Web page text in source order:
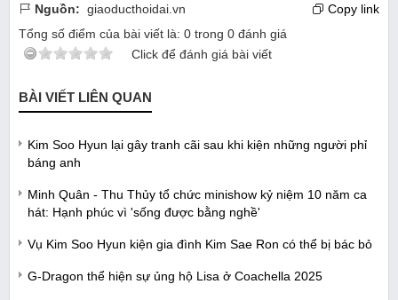
Nguồn: giaoducthoidai.vn
Copy link
Tổng số điểm của bài viết là: 0 trong 0 đánh giá
Click để đánh giá bài viết
BÀI VIẾT LIÊN QUAN
Kim Soo Hyun lại gây tranh cãi sau khi kiện những người phỉ
báng anh
Minh Quân - Thu Thủy tổ chức minishow kỷ niệm 10 năm ca
hát: Hạnh phúc vì 'sống được bằng nghề'
Vụ Kim Soo Hyun kiện gia đình Kim Sae Ron có thể bị bác bỏ
G-Dragon thể hiện sự ủng hộ Lisa ở Coachella 2025